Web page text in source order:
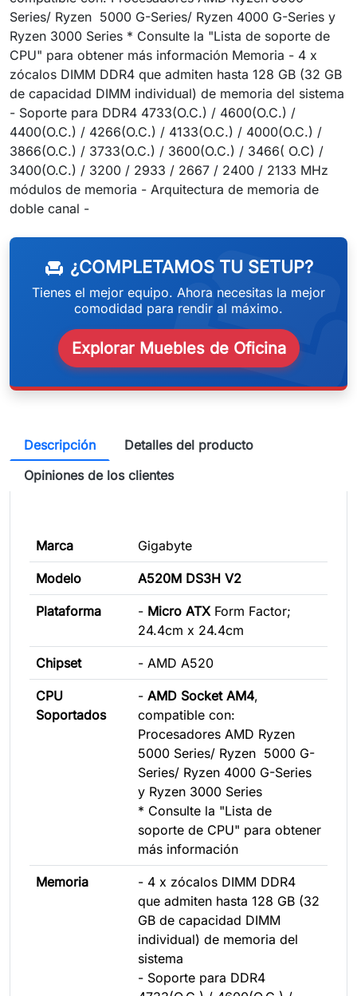
Series/ Ryzen 5000 G-Series/ Ryzen 4000 G-Series y
Ryzen 3000 Series * Consulte la "Lista de soporte de
CPU" para obtener más información Memoria - 4 x
zócalos DIMM DDR4 que admiten hasta 128 GB (32 GB
de capacidad DIMM individual) de memoria del sistema
- Soporte para DDR4 4733(O.C.) / 4600(O.C.) /
4400(O.C.) / 4266(O.C.) / 4133(O.C.) / 4000(O.C.) /
3866(O.C.) / 3733(O.C.) / 3600(O.C.) / 3466( O.C) /
3400(O.C.) / 3200 / 2933 / 2667 / 2400 / 2133 MHz
módulos de memoria - Arquitectura de memoria de
doble canal -
chair ¿COMPLETAMOS TU SETUP?
Tienes el mejor equipo. Ahora necesitas la mejor
comodidad para rendir al máximo.
Explorar Muebles de Oficina
Descripción
Detalles del producto
Opiniones de los clientes
Marca Gigabyte
Modelo A520M DS3H V2
Plataforma - Micro ATX Form Factor;
24.4cm x 24.4cm
Chipset - AMD A520
CPU
Soportados
- AMD Socket AM4,
compatible con:
Procesadores AMD Ryzen
5000 Series/ Ryzen 5000 G-
Series/ Ryzen 4000 G-Series
y Ryzen 3000 Series
* Consulte la "Lista de
soporte de CPU" para obtener
más información
Memoria
- 4 x zócalos DIMM DDR4
que admiten hasta 128 GB (32
GB de capacidad DIMM
individual) de memoria del
sistema
- Soporte para DDR4